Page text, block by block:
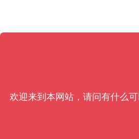
欢迎来到本网站，请问有什么可